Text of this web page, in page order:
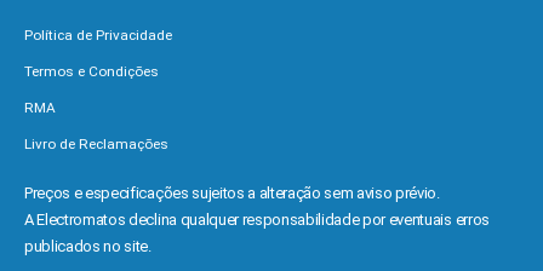
Política de Privacidade
Termos e Condições
RMA
Livro de Reclamações
Preços e especificações sujeitos a alteração sem aviso prévio.
A Electromatos declina qualquer responsabilidade por eventuais erros
publicados no site.